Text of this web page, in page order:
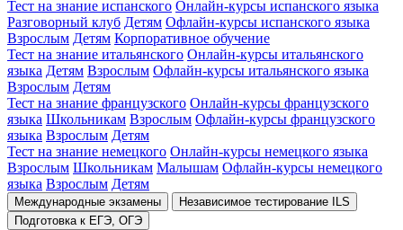
Тест на знание испанского Онлайн-курсы испанского языка
Разговорный клуб Детям Офлайн-курсы испанского языка
Взрослым Детям Корпоративное обучение
Тест на знание итальянского Онлайн-курсы итальянского
языка Детям Взрослым Офлайн-курсы итальянского языка
Взрослым Детям
Тест на знание французского Онлайн-курсы французского
языка Школьникам Взрослым Офлайн-курсы французского
языка Взрослым Детям
Тест на знание немецкого Онлайн-курсы немецкого языка
Взрослым Школьникам Малышам Офлайн-курсы немецкого
языка Взрослым Детям
Международные экзамены
Независимое тестирование ILS
Подготовка к ЕГЭ, ОГЭ